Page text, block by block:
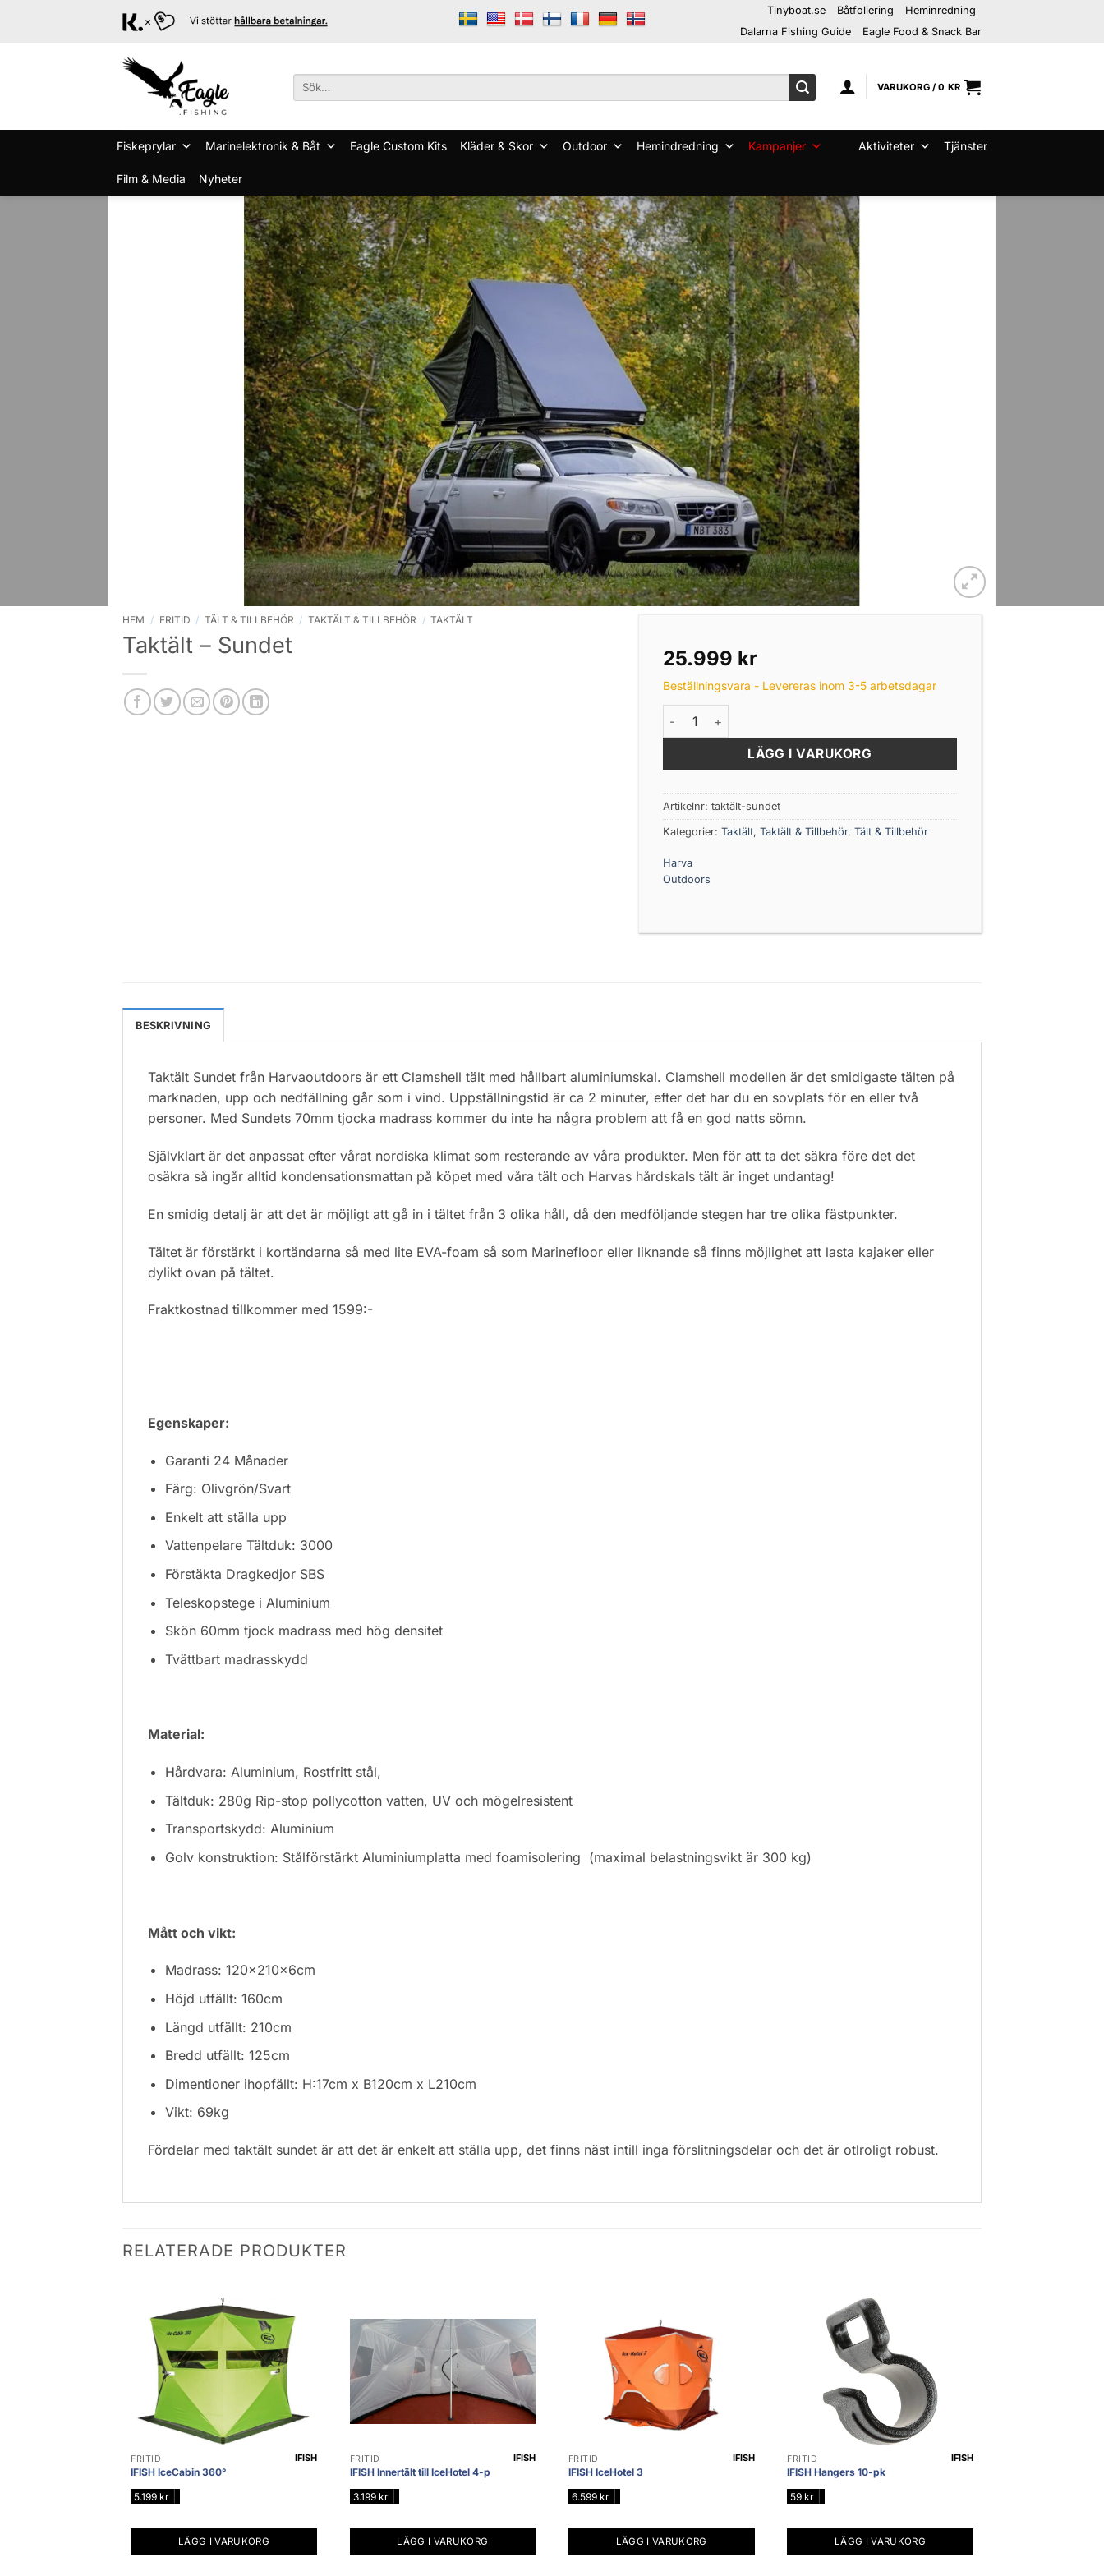
Tinyboat.se Båtfoliering
Heminredning
Dalarna Fishing Guide
Eagle Food & Snack Bar
Sök
VARUKORG /0 KR
Fiskeprylar Marinelektronik & Båt Eagle Custom Kits Kläder & Skor Outdoor Hemindredning Kampanjer Aktiviteter Tjänster
Film & Media Nyheter
HEM / FRITID / TÄLT & TILLBEHÖR / TAKTÄLT & TILLBEHÖR / TAKTÄLT
Taktält – Sundet 25.999 kr
Beställningsvara - Levereras inom 3-5 arbetsdagar
Taktält - Sundet mängd
LÄGG I VARUKORG
Artikelnr: taktält-sundet
Kategorier: Taktält, Taktält & Tillbehör, Tält & Tillbehör
Harva
Outdoors
BESKRIVNING
Taktält Sundet från Harvaoutdoors är ett Clamshell tält med hållbart aluminiumskal. Clamshell modellen är det smidigaste tälten på
marknaden, upp och nedfällning går som i vind. Uppställningstid är ca 2 minuter, efter det har du en sovplats för en eller två
personer. Med Sundets 70mm tjocka madrass kommer du inte ha några problem att få en god natts sömn.
Självklart är det anpassat efter vårat nordiska klimat som resterande av våra produkter. Men för att ta det säkra före det det
osäkra så ingår alltid kondensationsmattan på köpet med våra tält och Harvas hårdskals tält är inget undantag!
En smidig detalj är att det är möjligt att gå in i tältet från 3 olika håll, då den medföljande stegen har tre olika fästpunkter.
Tältet är förstärkt i kortändarna så med lite EVA-foam så som Marinefloor eller liknande så finns möjlighet att lasta kajaker eller
dylikt ovan på tältet.
Fraktkostnad tillkommer med 1599:-
Egenskaper:
Garanti 24 Månader
Färg: Olivgrön/Svart
Enkelt att ställa upp
Vattenpelare Tältduk: 3000
Förstäkta Dragkedjor SBS
Teleskopstege i Aluminium
Skön 60mm tjock madrass med hög densitet
Tvättbart madrasskydd
Material:
Hårdvara: Aluminium, Rostfritt stål,
Tältduk: 280g Rip-stop pollycotton vatten, UV och mögelresistent
Transportskydd: Aluminium
Golv konstruktion: Stålförstärkt Aluminiumplatta med foamisolering (maximal belastningsvikt är 300 kg)
Mått och vikt:
Madrass: 120x210x6cm
Höjd utfällt: 160cm
Längd utfällt: 210cm
Bredd utfällt: 125cm
Dimentioner ihopfällt: H:17cm x B120cm x L210cm
Vikt: 69kg
Fördelar med taktält sundet är att det är enkelt att ställa upp, det finns näst intill inga förslitningsdelar och det är otlroligt robust.
RELATERADE PRODUKTER
FRITID
IFISH IceCabin 360°
IFISH
5.199 kr
LÄGG I VARUKORG
FRITID
IFISH Innertält till IceHotel 4-p
IFISH
3.199 kr|
LÄGG I VARUKORG
FRITID
IFISH IceHotel 3
IFISH
6.599 kr|
LÄGG I VARUKORG
FRITID
IFISH Hangers 10-pk
IFISH
59 kr
LÄGG I VARUKORG